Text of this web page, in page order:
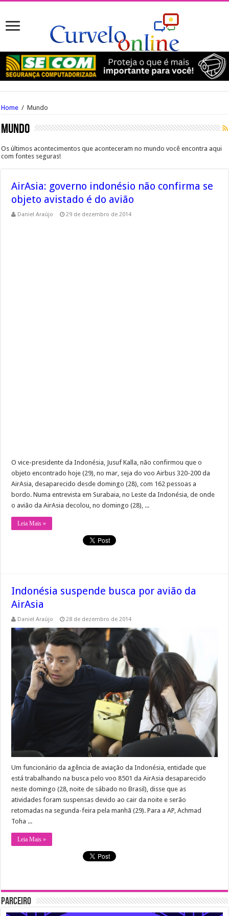
Home / Mundo
Mundo
Os últimos acontecimentos que aconteceram no mundo você encontra aqui
com fontes seguras!
AirAsia: governo indonésio não confirma se
objeto avistado é do avião
Daniel Araújo 29 de dezembro de 2014
O vice-presidente da Indonésia, Jusuf Kalla, não confirmou que o
objeto encontrado hoje (29), no mar, seja do voo Airbus 320-200 da
AirAsia, desaparecido desde domingo (28), com 162 pessoas a
bordo. Numa entrevista em Surabaia, no Leste da Indonésia, de onde
o avião da AirAsia decolou, no domingo (28), ...
Leia Mais »
Indonésia suspende busca por avião da
AirAsia
Daniel Araújo 28 de dezembro de 2014
Um funcionário da agência de aviação da Indonésia, entidade que
está trabalhando na busca pelo voo 8501 da AirAsia desaparecido
neste domingo (28, noite de sábado no Brasil), disse que as
atividades foram suspensas devido ao cair da noite e serão
retomadas na segunda-feira pela manhã (29). Para a AP, Achmad
Toha ...
Leia Mais »
Parceiro